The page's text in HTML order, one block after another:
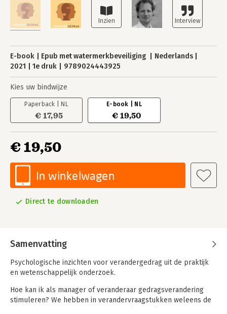
E-book Epub met watermerkbeveiliging
Nederlands
2021
1e druk 9789024443925
Kies uw bindwijze
Paperback | NL
€ 17,95
E-book | NL
€ 19,50
€ 19,50
In winkelwagen
Direct te downloaden
Samenvatting
Psychologische inzichten voor verandergedrag uit de praktijk
en wetenschappelijk onderzoek.
Hoe kan ik als manager of veranderaar gedragsverandering
stimuleren? We hebben in verandervraagstukken weleens de